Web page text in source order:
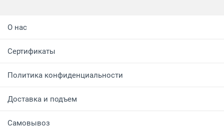
О нас
Сертификаты
Политика конфиденциальности
Доставка и подъем
Самовывоз